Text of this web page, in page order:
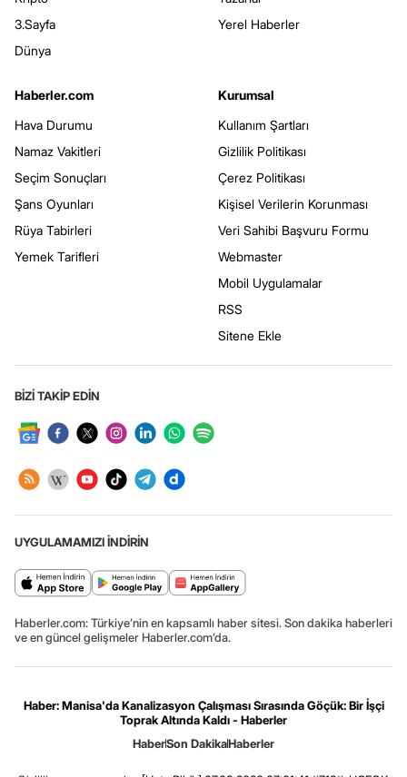
3.Sayfa
Dünya
Yerel Haberler
Haberler.com
Hava Durumu
Namaz Vakitleri
Seçim Sonuçları
Şans Oyunları
Rüya Tabirleri
Yemek Tarifleri
Kurumsal
Kullanım Şartları
Gizlilik Politikası
Çerez Politikası
Kişisel Verilerin Korunması
Veri Sahibi Başvuru Formu
Webmaster
Mobil Uygulamalar
RSS
Sitene Ekle
BİZİ TAKİP EDİN
UYGULAMAMIZI İNDİRİN
Haberler.com: Türkiye’nin en kapsamlı haber sitesi. Son dakika haberleri
ve en güncel gelişmeler Haberler.com’da.
Haber: Manisa'da Kanalizasyon Çalışması Sırasında Göçük: Bir İşçi
Toprak Altında Kaldı - Haberler
HaberSon DakikaHaberler